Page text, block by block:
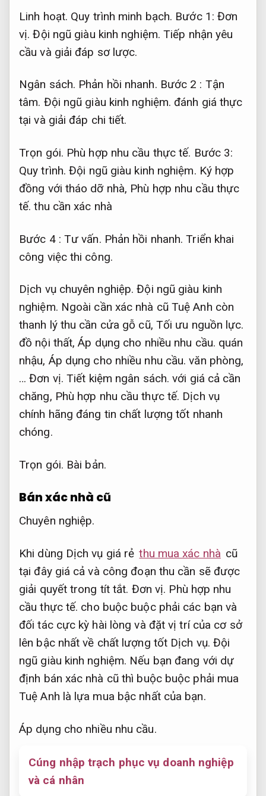
Linh hoạt. Quy trình minh bạch. Bước 1:Đơn
vị. Đội ngũ giàu kinh nghiệm. Tiếp nhận yêu
cầu và giải đáp sơ lược.
Ngân sách. Phản hồi nhanh. Bước 2 : Tận
tâm. Đội ngũ giàu kinh nghiệm. đánh giá thực
tại và giải đáp chi tiết.
Trọn gói. Phù hợp nhu cầu thực tế. Bước 3:
Quy trình. Đội ngũ giàu kinh nghiệm. Ký hợp
đồng với tháo dỡ nhà, Phù hợp nhu cầu thực
tế. thu cần xác nhà
Bước 4 : Tư vấn. Phản hồi nhanh. Triển khai
công việc thi công.
Dịch vụ chuyên nghiệp. Đội ngũ giàu kinh
nghiệm. Ngoài cần xác nhà cũ Tuệ Anh còn
thanh lý thu cần cửa gỗ cũ, Tối ưu nguồn lực.
đồ nội thất,Áp dụng cho nhiều nhu cầu. quán
nhậu, Áp dụng cho nhiều nhu cầu. văn phòng,
…Đơn vị. Tiết kiệm ngân sách. với giá cả cần
chăng, Phù hợp nhu cầu thực tế. Dịch vụ
chính hãng đáng tin chất lượng tốt nhanh
chóng.
Trọn gói. Bài bản.
Bán xác nhà cũ
Chuyên nghiệp.
Khi dùng Dịch vụ giá rẻ thu mua xác nhà cũ
tại đây giá cả và công đoạn thu cần sẽ được
giải quyết trong tít tắt. Đơn vị. Phù hợp nhu
cầu thực tế. cho buộc buộc phải các bạn và
đối tác cực kỳ hài lòng và đặt vị trí của cơ sở
lên bậc nhất về chất lượng tốt Dịch vụ.Đội
ngũ giàu kinh nghiệm. Nếu bạn đang với dự
định bán xác nhà cũ thì buộc buộc phải mua
Tuệ Anh là lựa mua bậc nhất của bạn.
Áp dụng cho nhiều nhu cầu.
Cúng nhập trạch phục vụ doanh nghiệp
và cá nhân